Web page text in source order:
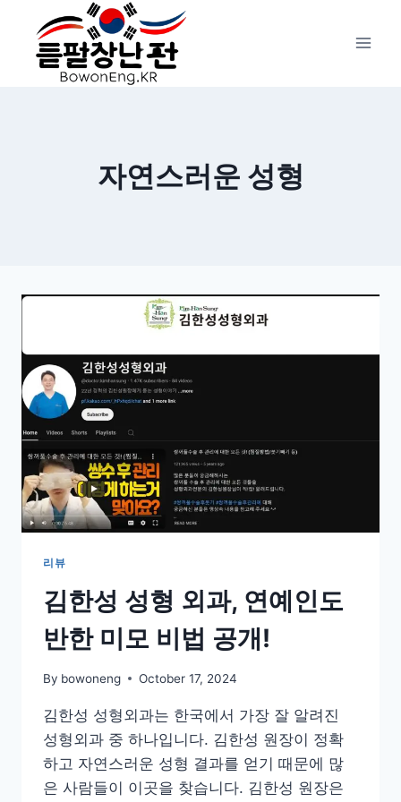
content
자연스러운 성형
리뷰
김한성 성형 외과, 연예인도
반한 미모 비법 공개!
By bowoneng October 17, 2024
김한성 성형외과는 한국에서 가장 잘 알려진
성형외과 중 하나입니다. 김한성 원장이 정확
하고 자연스러운 성형 결과를 얻기 때문에 많
은 사람들이 이곳을 찾습니다. 김한성 원장은